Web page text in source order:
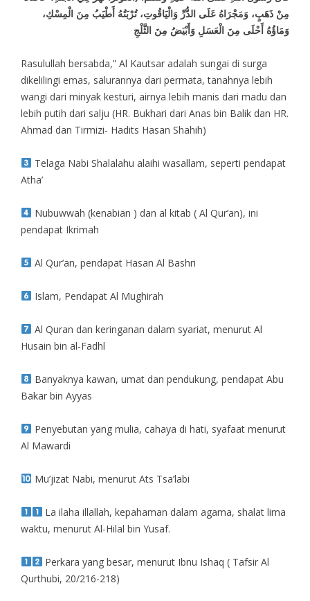
مِنْ ذَهَبٍ، وَمَجْرَاهُ عَلَى الدُّرِّ وَالْيَاقُوتِ، تُرْبَتُهُ أَطْيَبُ مِنَ الْمِسْكِ،
وَمَاؤُهُ أَحْلَى مِنَ الْعَسَلِ وَأَبْيَضُ مِنَ الثَّلْجِ
Rasulullah bersabda,” Al Kautsar adalah sungai di surga
dikelilingi emas, salurannya dari permata, tanahnya lebih
wangi dari minyak kesturi, airnya lebih manis dari madu dan
lebih putih dari salju (HR. Bukhari dari Anas bin Balik dan HR.
Ahmad dan Tirmizi- Hadits Hasan Shahih)
Telaga Nabi Shalalahu alaihi wasallam, seperti pendapat
Atha’
Nubuwwah (kenabian ) dan al kitab ( Al Qur’an), ini
pendapat Ikrimah
Al Qur’an, pendapat Hasan Al Bashri
Islam, Pendapat Al Mughirah
Al Quran dan keringanan dalam syariat, menurut Al
Husain bin al-Fadhl
Banyaknya kawan, umat dan pendukung, pendapat Abu
Bakar bin Ayyas
Penyebutan yang mulia, cahaya di hati, syafaat menurut
Al Mawardi
Mu’jizat Nabi, menurut Ats Tsa’labi
La ilaha illallah, kepahaman dalam agama, shalat lima
waktu, menurut Al-Hilal bin Yusaf.
Perkara yang besar, menurut Ibnu Ishaq ( Tafsir Al
Qurthubi, 20/216-218)